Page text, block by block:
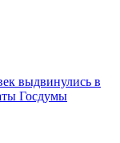
выдвинулись в
Госдумы